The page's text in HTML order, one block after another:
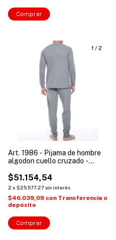
Comprar
1 / 2
Art. 1986 - Pijama de hombre
algodon cuello cruzado -
$51.154,54
2 x $25.577,27 sin interés
$46.039,09 con Transferencia o
depósito
Comprar